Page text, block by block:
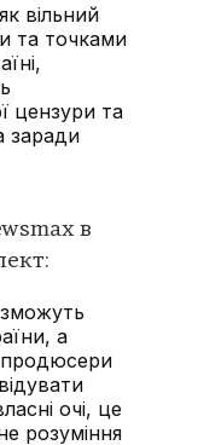
вільний
та точками
цензури та
заради
в
а
продюсери
очі, це
розуміння